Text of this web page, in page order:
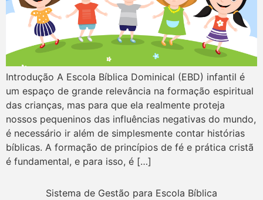
Introdução A Escola Bíblica Dominical (EBD) infantil é
um espaço de grande relevância na formação espiritual
das crianças, mas para que ela realmente proteja
nossos pequeninos das influências negativas do mundo,
é necessário ir além de simplesmente contar histórias
bíblicas. A formação de princípios de fé e prática cristã
é fundamental, e para isso, é […]
Sistema de Gestão para Escola Bíblica